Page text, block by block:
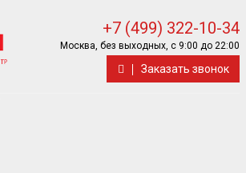
+7 (499) 322-10-34
Москва, без выходных, с 9:00 до 22:00
Заказать звонок